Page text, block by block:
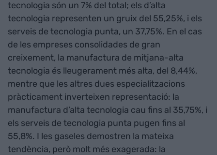
tecnologia són un 7% del total; els d’alta
tecnologia representen un gruix del 55,25%, i els
serveis de tecnologia punta, un 37,75%. En el cas
de les empreses consolidades de gran
creixement, la manufactura de mitjana-alta
tecnologia és lleugerament més alta, del 8,44%,
mentre que les altres dues especialitzacions
pràcticament inverteixen representació: la
manufactura d’alta tecnologia cau fins al 35,75%, i
els serveis de tecnologia punta pugen fins al
55,8%. I les gaseles demostren la mateixa
tendència, però molt més exagerada: la